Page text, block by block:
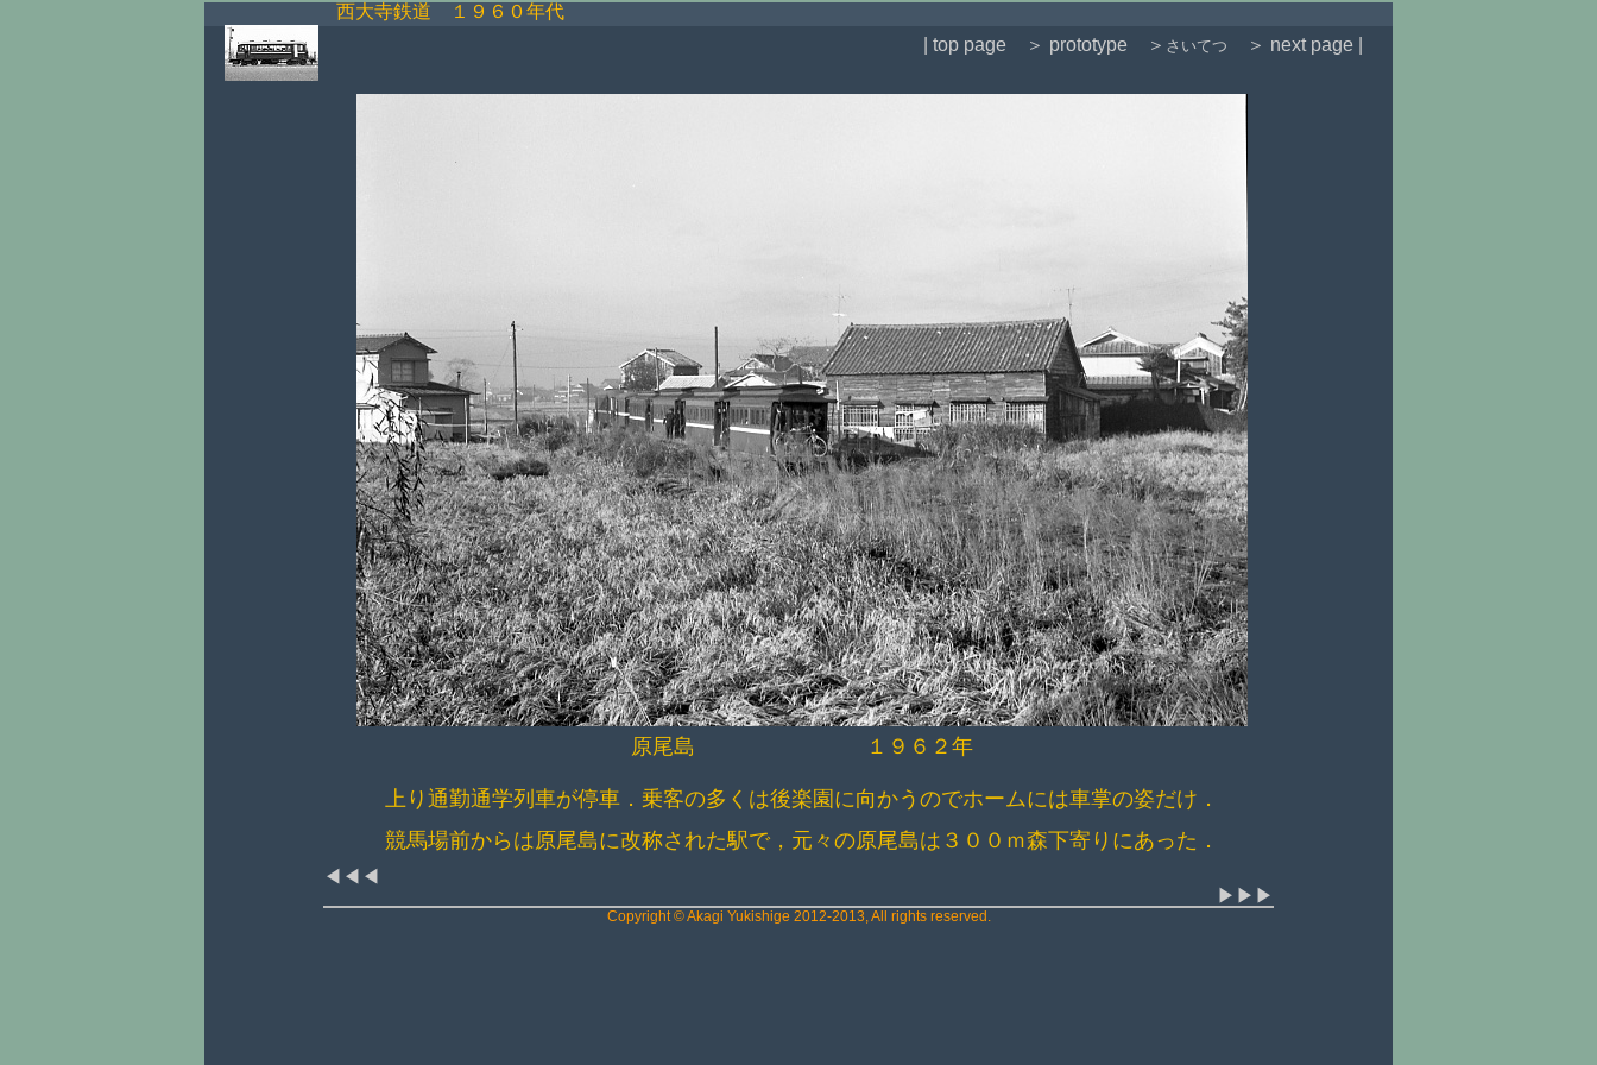
西大寺鉄道 １９６０年代
| top page
＞ prototype ＞ さいてつ ＞ next page |
原尾島 １９６２年
上り通勤通学列車が停車．乗客の多くは後楽園に向かうのでホームには車掌の姿だけ．
競馬場前からは原尾島に改称された駅で，元々の原尾島は３００ｍ森下寄りにあった．
◀◀◀
▶▶▶
Copyright © Akagi Yukishige 2012-2013, All rights reserved.